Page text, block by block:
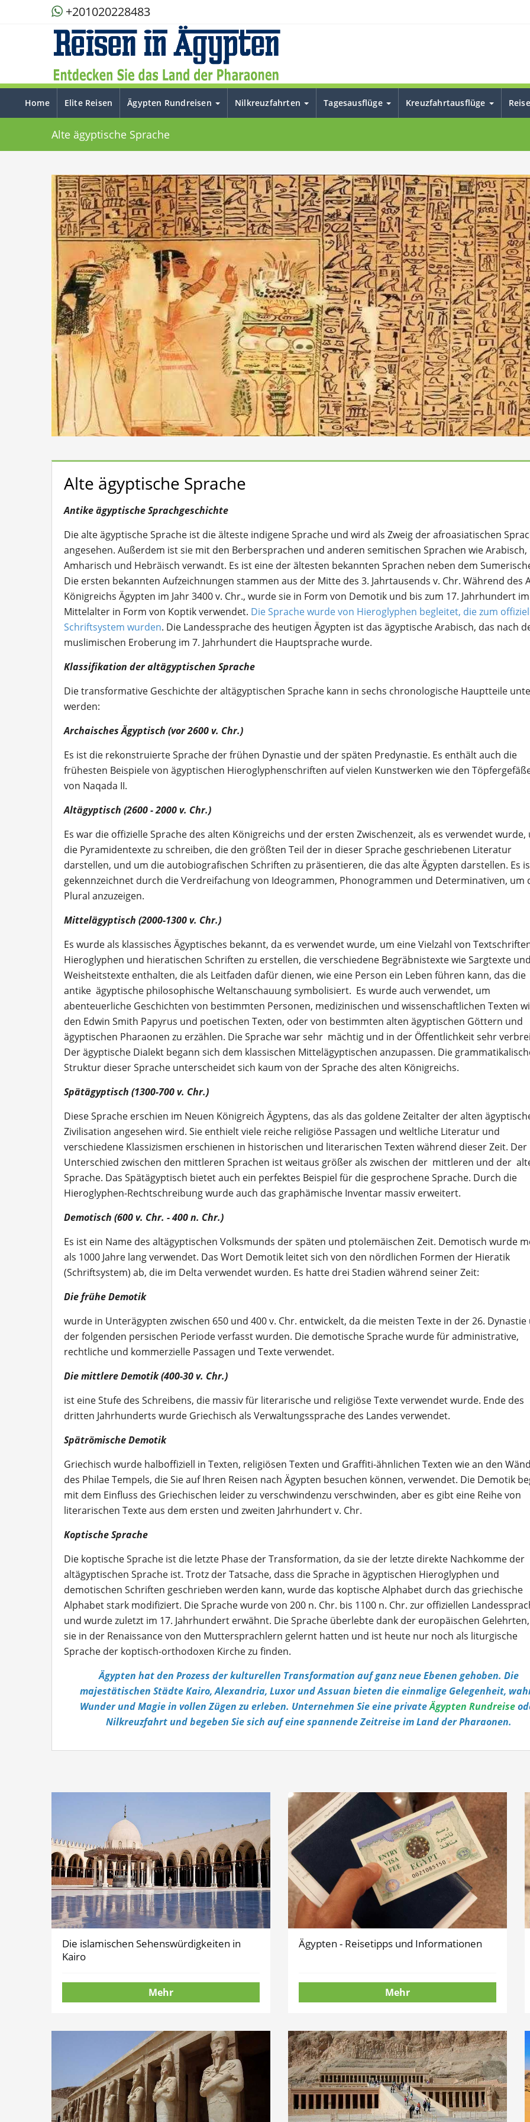
+201020228483
Home Elite Reisen Ägypten Rundreisen Nilkreuzfahrten Tagesausflüge Kreuzfahrtausflüge
Alte ägyptische Sprache
Alte ägyptische Sprache
Antike ägyptische Sprachgeschichte
Die alte ägyptische Sprache ist die älteste indigene Sprache und wird als Zweig der afroasiatischen
angesehen. Außerdem ist sie mit den Berbersprachen und anderen semitischen Sprachen wie Arabisch,
Amharisch und Hebräisch verwandt. Es ist eine der ältesten bekannten Sprachen neben dem
Die ersten bekannten Aufzeichnungen stammen aus der Mitte des 3. Jahrtausends v. Chr. Während des
Königreichs Ägypten im Jahr 3400 v. Chr., wurde sie in Form von Demotik und bis zum 17. Jahrhundert im
Mittelalter in Form von Koptik verwendet. Die Sprache wurde von Hieroglyphen begleitet, die zum
Schriftsystem wurden. Die Landessprache des heutigen Ägypten ist das ägyptische Arabisch, das nach
muslimischen Eroberung im 7. Jahrhundert die Hauptsprache wurde.
Klassifikation der altägyptischen Sprache
Die transformative Geschichte der altägyptischen Sprache kann in sechs chronologische Hauptteile
werden:
Archaisches Ägyptisch (vor 2600 v. Chr.)
Es ist die rekonstruierte Sprache der frühen Dynastie und der späten Predynastie. Es enthält auch die
frühesten Beispiele von ägyptischen Hieroglyphenschriften auf vielen Kunstwerken wie den
von Naqada II.
Altägyptisch (2600 - 2000 v. Chr.)
Es war die offizielle Sprache des alten Königreichs und der ersten Zwischenzeit, als es verwendet wurde,
die Pyramidentexte zu schreiben, die den größten Teil der in dieser Sprache geschriebenen Literatur
darstellen, und um die autobiografischen Schriften zu präsentieren, die das alte Ägypten darstellen. Es
gekennzeichnet durch die Verdreifachung von Ideogrammen, Phonogrammen und Determinativen, um
Plural anzuzeigen.
Mittelägyptisch (2000-1300 v. Chr.)
Es wurde als klassisches Ägyptisches bekannt, da es verwendet wurde, um eine Vielzahl von
Hieroglyphen und hieratischen Schriften zu erstellen, die verschiedene Begräbnistexte wie Sargtexte und
Weisheitstexte enthalten, die als Leitfaden dafür dienen, wie eine Person ein Leben führen kann, das die
antike ägyptische philosophische Weltanschauung symbolisiert. Es wurde auch verwendet, um
abenteuerliche Geschichten von bestimmten Personen, medizinischen und wissenschaftlichen Texten
den Edwin Smith Papyrus und poetischen Texten, oder von bestimmten alten ägyptischen Göttern und
ägyptischen Pharaonen zu erzählen. Die Sprache war sehr mächtig und in der Öffentlichkeit sehr
Der ägyptische Dialekt begann sich dem klassischen Mittelägyptischen anzupassen. Die
Struktur dieser Sprache unterscheidet sich kaum von der Sprache des alten Königreichs.
Spätägyptisch (1300-700 v. Chr.)
Diese Sprache erschien im Neuen Königreich Ägyptens, das als das goldene Zeitalter der alten
Zivilisation angesehen wird. Sie enthielt viele reiche religiöse Passagen und weltliche Literatur und
verschiedene Klassizismen erschienen in historischen und literarischen Texten während dieser Zeit. Der
Unterschied zwischen den mittleren Sprachen ist weitaus größer als zwischen der mittleren und der
Sprache. Das Spätägyptisch bietet auch ein perfektes Beispiel für die gesprochene Sprache. Durch die
Hieroglyphen-Rechtschreibung wurde auch das graphämische Inventar massiv erweitert.
Demotisch (600 v. Chr. - 400 n. Chr.)
Es ist ein Name des altägyptischen Volksmunds der späten und ptolemäischen Zeit. Demotisch wurde
als 1000 Jahre lang verwendet. Das Wort Demotik leitet sich von den nördlichen Formen der Hieratik
(Schriftsystem) ab, die im Delta verwendet wurden. Es hatte drei Stadien während seiner Zeit:
Die frühe Demotik
wurde in Unterägypten zwischen 650 und 400 v. Chr. entwickelt, da die meisten Texte in der 26. Dynastie
der folgenden persischen Periode verfasst wurden. Die demotische Sprache wurde für administrative,
rechtliche und kommerzielle Passagen und Texte verwendet.
Die mittlere Demotik (400-30 v. Chr.)
ist eine Stufe des Schreibens, die massiv für literarische und religiöse Texte verwendet wurde. Ende des
dritten Jahrhunderts wurde Griechisch als Verwaltungssprache des Landes verwendet.
Spätrömische Demotik
Griechisch wurde halboffiziell in Texten, religiösen Texten und Graffiti-ähnlichen Texten wie an den
des Philae Tempels, die Sie auf Ihren Reisen nach Ägypten besuchen können, verwendet. Die Demotik
mit dem Einfluss des Griechischen leider zu verschwindenzu verschwinden, aber es gibt eine Reihe von
literarischen Texte aus dem ersten und zweiten Jahrhundert v. Chr.
Koptische Sprache
Die koptische Sprache ist die letzte Phase der Transformation, da sie der letzte direkte Nachkomme der
altägyptischen Sprache ist. Trotz der Tatsache, dass die Sprache in ägyptischen Hieroglyphen und
demotischen Schriften geschrieben werden kann, wurde das koptische Alphabet durch das griechische
Alphabet stark modifiziert. Die Sprache wurde von 200 n. Chr. bis 1100 n. Chr. zur offiziellen
und wurde zuletzt im 17. Jahrhundert erwähnt. Die Sprache überlebte dank der europäischen
sie in der Renaissance von den Muttersprachlern gelernt hatten und ist heute nur noch als liturgische
Sprache der koptisch-orthodoxen Kirche zu finden.
Ägypten hat den Prozess der kulturellen Transformation auf ganz neue Ebenen gehoben. Die
majestätischen Städte Kairo, Alexandria, Luxor und Assuan bieten die einmalige Gelegenheit,
Wunder und Magie in vollen Zügen zu erleben. Unternehmen Sie eine privateÄgypten Rundreise
Nilkreuzfahrt und begeben Sie sich auf eine spannende Zeitreise im Land der Pharaonen.
Die islamischen Sehenswürdigkeiten in
Kairo
Mehr
Ägypten - Reisetipps und Informationen
Mehr